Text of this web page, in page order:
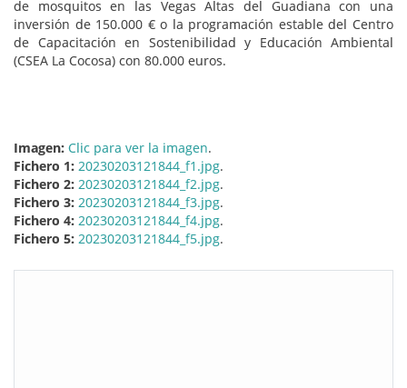
de mosquitos en las Vegas Altas del Guadiana con una
inversión de 150.000 € o la programación estable del Centro
de Capacitación en Sostenibilidad y Educación Ambiental
(CSEA La Cocosa) con 80.000 euros.
Imagen: Clic para ver la imagen.
Fichero 1: 20230203121844_f1.jpg.
Fichero 2: 20230203121844_f2.jpg.
Fichero 3: 20230203121844_f3.jpg.
Fichero 4: 20230203121844_f4.jpg.
Fichero 5: 20230203121844_f5.jpg.